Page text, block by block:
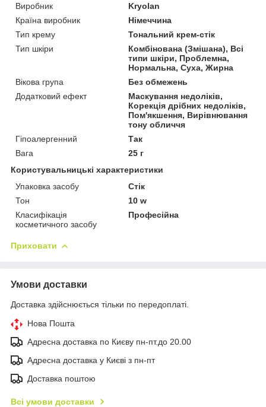
Виробник
Kryolan
Країна виробник
Німеччина
Тип крему
Тональний крем-стік
Тип шкіри
Комбінована (Змішана), Всі
типи шкіри, Проблемна,
Нормальна, Суха, Жирна
Вікова група
Без обмежень
Додатковий ефект
Маскування недоліків,
Корекція дрібних недоліків,
Пом'якшення, Вирівнювання
тону обличчя
Гіпоалергенний
Так
Вага
25 г
Користувальницькі характеристики
Упаковка засобу
Стік
Тон
10 w
Класифікація
косметичного засобу
Професійна
Приховати
Умови доставки
Доставка здійснюється тільки по передоплаті.
Нова Пошта
Адресна доставка по Києву пн-пт.до 20.00
Адресна доставка у Києві з пн-пт
Доставка поштою
Всі умови доставки